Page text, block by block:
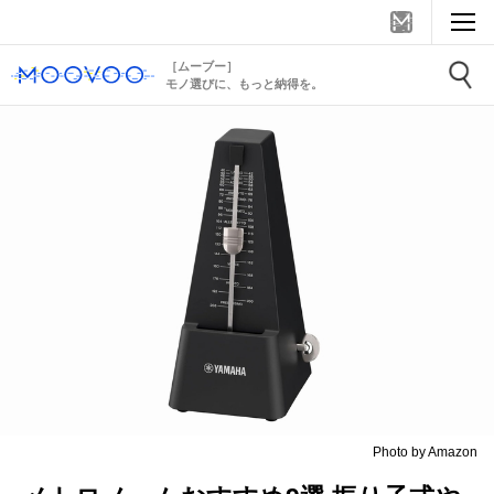
［ムーブー］
モノ選びに、もっと納得を。
Photo by Amazon